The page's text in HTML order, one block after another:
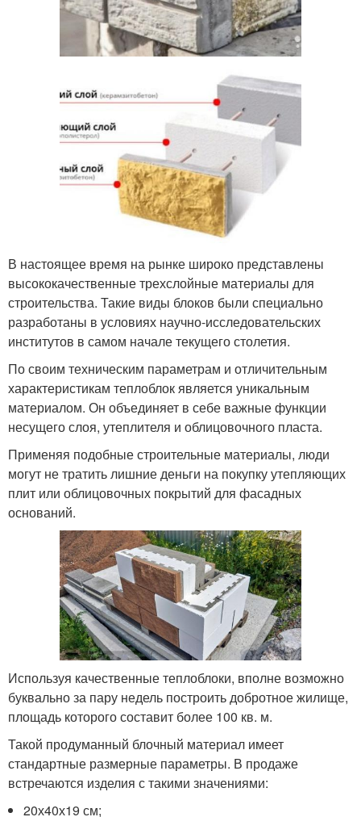
В настоящее время на рынке широко представлены
высококачественные трехслойные материалы для
строительства. Такие виды блоков были специально
разработаны в условиях научно-исследовательских
институтов в самом начале текущего столетия.
По своим техническим параметрам и отличительным
характеристикам теплоблок является уникальным
материалом. Он объединяет в себе важные функции
несущего слоя, утеплителя и облицовочного пласта.
Применяя подобные строительные материалы, люди
могут не тратить лишние деньги на покупку утепляющих
плит или облицовочных покрытий для фасадных
оснований.
Используя качественные теплоблоки, вполне возможно
буквально за пару недель построить добротное жилище,
площадь которого составит более 100 кв. м.
Такой продуманный блочный материал имеет
стандартные размерные параметры. В продаже
встречаются изделия с такими значениями:
20х40х19 см;